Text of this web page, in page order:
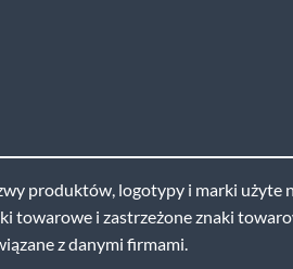
produktów, logotypy i marki użyte
towarowe i zastrzeżone znaki
z danymi firmami.